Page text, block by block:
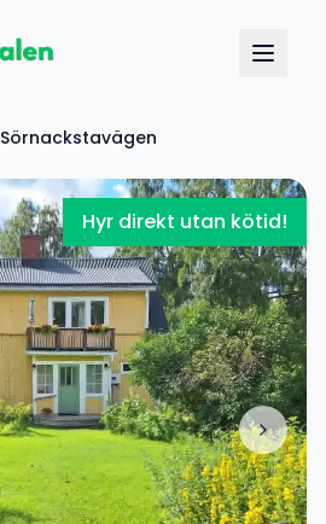
Sörnackstavägen
Hyr direkt utan kötid!